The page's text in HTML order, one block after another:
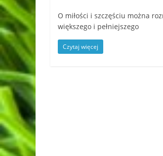
O miłości i szczęściu można
większego i pełniejszego
Czytaj więcej